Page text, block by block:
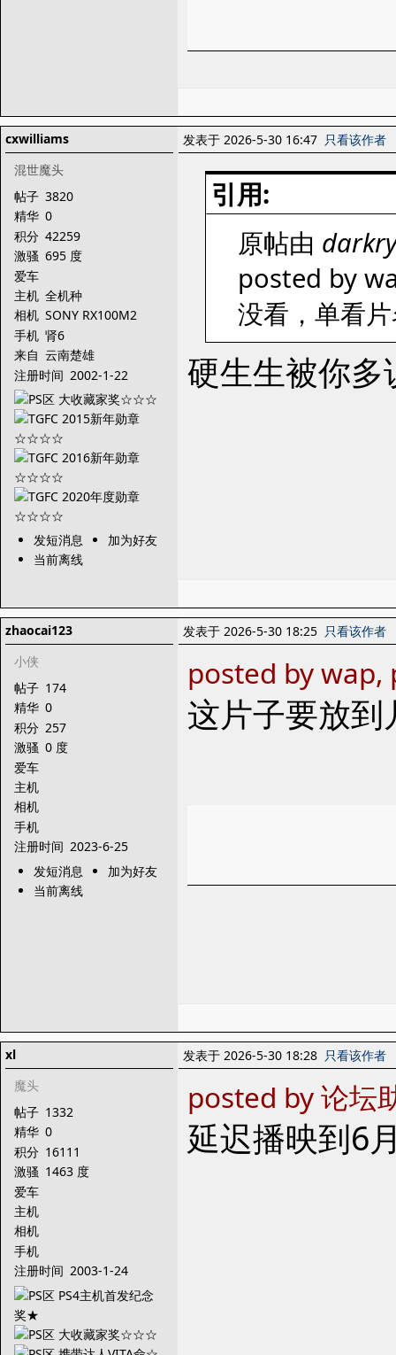
cxwilliams
混世魔头
帖子 3820
精华 0
积分 42259
激骚 695 度
爱车
主机 全机种
相机 SONY RX100M2
手机 肾6
来自 云南楚雄
注册时间 2002-1-22
发短消息
加为好友
当前离线
发表于 2026-5-30 16:47 只看该作者
引用:
原帖由
posted by
没看，单看
硬生生被你
zhaocai123
小侠
帖子 174
精华 0
积分 257
激骚 0 度
爱车
主机
相机
手机
注册时间 2023-6-25
发短消息
加为好友
当前离线
发表于 2026-5-30 18:25 只看该作者
posted by
这片子要放到
xl
魔头
帖子 1332
精华 0
积分 16111
激骚 1463 度
爱车
主机
相机
手机
注册时间 2003-1-24
发表于 2026-5-30 18:28 只看该作者
posted by 论坛
延迟播映到6